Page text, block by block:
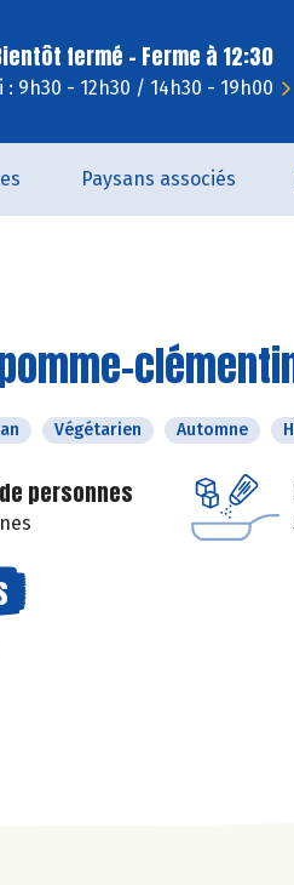
fermé - Ferme à 12:30
9h30 - 12h30 / 14h30 - 19h00
Paysans associés
Végétarien Automne
personnes